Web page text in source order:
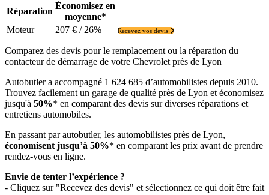
Réparation
Économisez en
moyenne*
Moteur
207 € / 26% Recevez vos devis
Comparez des devis pour le remplacement ou la réparation du
contacteur de démarrage de votre Chevrolet près de Lyon
Autobutler a accompagné 1 624 685 d’automobilistes depuis 2010.
Trouvez facilement un garage de qualité près de Lyon et économisez
jusqu'à 50%* en comparant des devis sur diverses réparations et
entretiens automobiles.
En passant par autobutler, les automobilistes près de Lyon,
économisent jusqu’à 50%* en comparant les prix avant de prendre
rendez-vous en ligne.
Envie de tenter l’expérience ?
- Cliquez sur "Recevez des devis" et sélectionnez ce qui doit être fait